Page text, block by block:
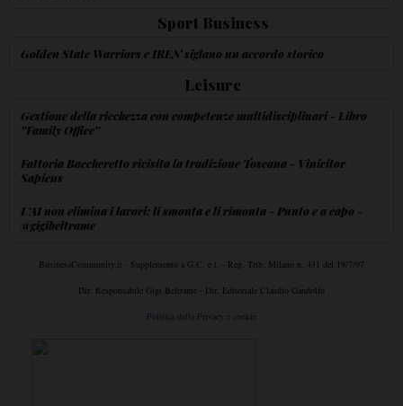
Sport Business
Golden State Warriors e IREN siglano un accordo storico
Leisure
Gestione della ricchezza con competenze multidisciplinari - Libro
''Family Office''
Fattoria Baccheretto rivisita la tradizione Toscana - Vinicitor
Sapiens
L'AI non elimina i lavori: li smonta e li rimonta - Punto e a capo -
@gigibeltrame
BusinessCommunity.it - Supplemento a G.C. e t. - Reg. Trib. Milano n. 431 del 19/7/97
Dir. Responsabile Gigi Beltrame - Dir. Editoriale Claudio Gandolfo
Politica della Privacy e cookie